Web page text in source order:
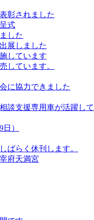
彰されました
式
した
展しました
しています
しています。
に協力できました
談支援専用車が活躍し
）
ばらく休刊します。
府天満宮